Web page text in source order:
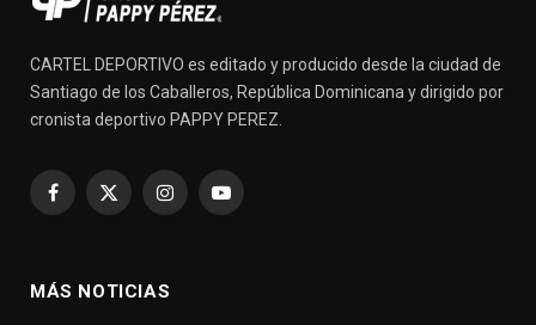
CARTEL DEPORTIVO es editado y producido desde la ciudad de
Santiago de los Caballeros, República Dominicana y dirigido por
cronista deportivo PAPPY PEREZ.
Facebook
X
InstagramYouTube
MÁS NOTICIAS